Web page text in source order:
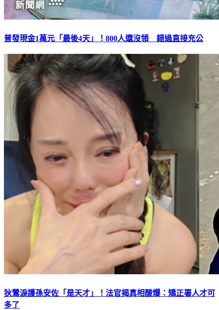
普發現金1萬元「最後4天」！800人還沒領 錯過直接充公
狄鶯淚護孫安佐「是天才」！法官揭真相酸爆：矯正署人才可
多了